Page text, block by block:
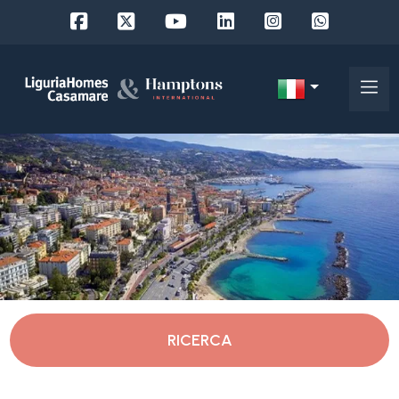
RICERCA
EN
FR
DE
RU
Chi
siamo
I
Scegli
dove
cercare
Savona
Alassio